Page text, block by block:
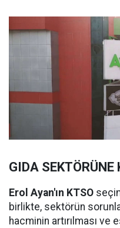
GIDA
Erol Ayan'ın KTSO
birlikte, sektörün
hacminin artırılması ve